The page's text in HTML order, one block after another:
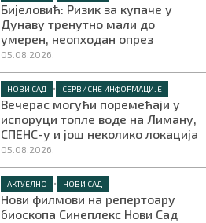
Бијеловић: Ризик за купаче у
Дунаву тренутно мали до
умерен, неопходан опрез
05.08.2026.
НОВИ САД • СЕРВИСНЕ ИНФОРМАЦИЈЕ
Вечерас могући поремећаји у
испоруци топле воде на Лиману,
СПЕНС-у и још неколико локација
05.08.2026.
АКТУЕЛНО • НОВИ САД
Нови филмови на репертоару
биоскопа Синеплекс Нови Сад